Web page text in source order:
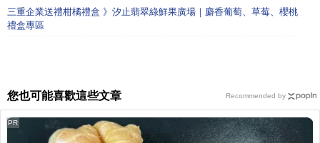
三重企業送禮柑橘禮盒 》汐止翡翠綠鮮果廣場｜麝香葡萄、草莓、櫻桃
禮盒專區
您也可能喜歡這些文章
PR
Recommended by